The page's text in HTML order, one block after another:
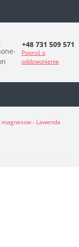
+48 731 509 571
Poproś o
oddzwonienie
- Lawenda